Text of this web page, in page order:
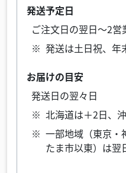
発送予定日
ご注文日の翌日～2営
発送は土日祝、年
お届けの目安
発送日の翌々日
北海道は＋2日、
一部地域（東京・
たま市以東）は翌